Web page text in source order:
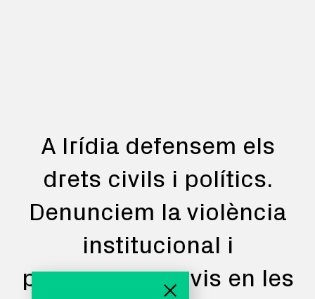
A Irídia defensem els
drets civils i polítics.
Denunciem la violència
institucional i
promovem canvis en les